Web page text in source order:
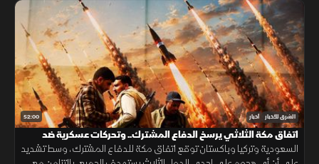
52:00 الشرق للأخبار أخبار
اتفاق مكة الثلاثي يرسخ الدفاع المشترك.. وتحركات عسكرية ضد
الحوثيين
السعودية وتركيا وباكستان توقع اتفاق مكة للدفاع المشترك، وسط تشديد